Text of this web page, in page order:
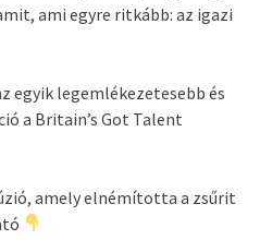
ami egyre ritkább: az igazi
egyik legemlékezetesebb és
a Britain’s Got Talent
amely elnémította a zsűrit